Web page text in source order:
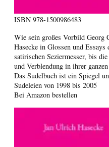
ISBN 978-1500986483
Wie sein großes Vorbild Georg
Hasecke in Glossen und
satirischen Seziermesser, bis
und Verblendung in ihrer
Das Sudelbuch ist ein Spiegel
Sudeleien von 1998 bis 2005
Bei Amazon bestellen